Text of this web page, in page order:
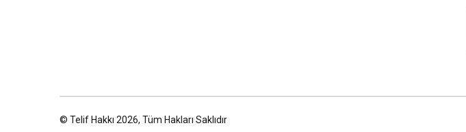
© Telif Hakkı 2026, Tüm Hakları Saklıdır